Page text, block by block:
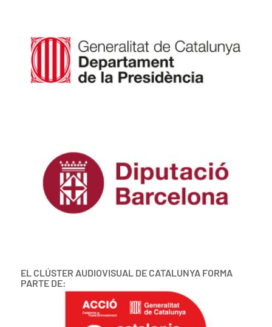
EL CLÚSTER AUDIOVISUAL DE CATALUNYA FORMA
PARTE DE: